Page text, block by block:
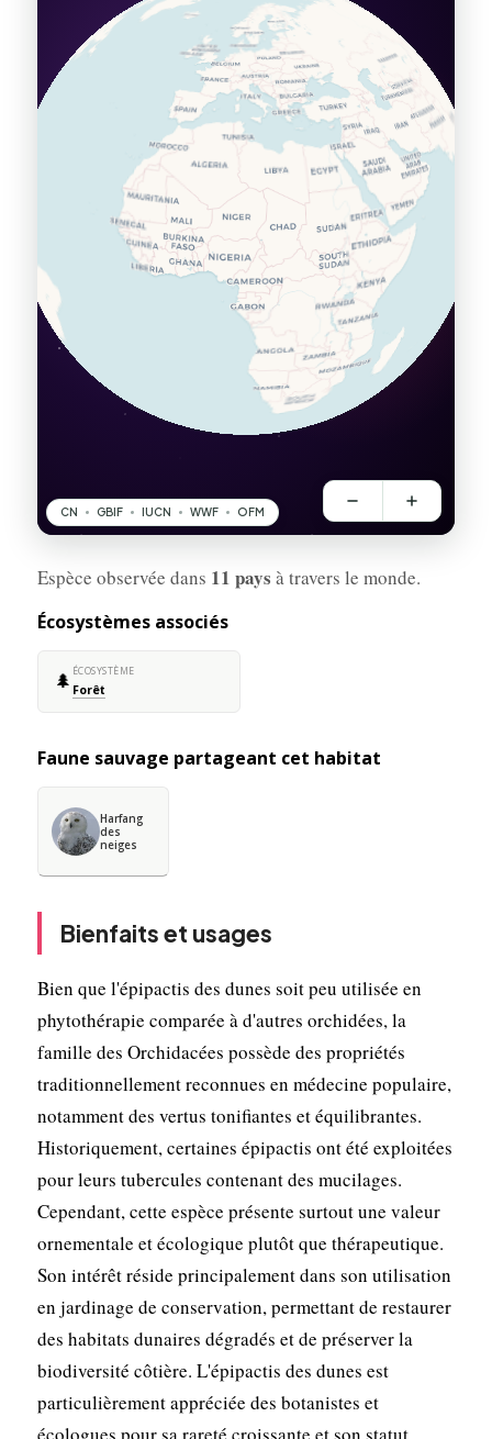
Espèce observée dans 11 pays à travers le monde.
Écosystèmes associés
🌲 ÉCOSYSTÈME
Forêt
Faune sauvage partageant cet habitat
Harfang
des
neiges
Bienfaits et usages
Bien que l'épipactis des dunes soit peu utilisée en
phytothérapie comparée à d'autres orchidées, la
famille des Orchidacées possède des propriétés
traditionnellement reconnues en médecine populaire,
notamment des vertus tonifiantes et équilibrantes.
Historiquement, certaines épipactis ont été exploitées
pour leurs tubercules contenant des mucilages.
Cependant, cette espèce présente surtout une valeur
ornementale et écologique plutôt que thérapeutique.
Son intérêt réside principalement dans son utilisation
en jardinage de conservation, permettant de restaurer
des habitats dunaires dégradés et de préserver la
biodiversité côtière. L'épipactis des dunes est
particulièrement appréciée des botanistes et